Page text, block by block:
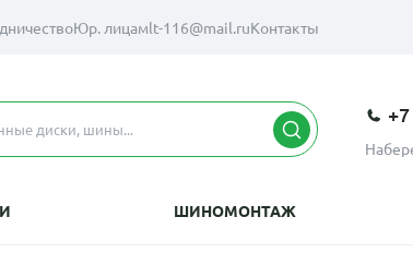
Юр. лицамlt-116@mail.ruКонтакты
ШИНОМОНТАЖ